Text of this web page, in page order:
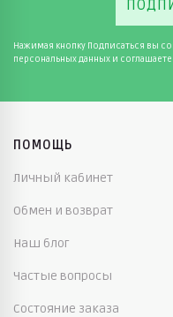
Нажимая кнопку Подписаться вы
персональных данных и
ПОМОЩЬ
Личный кабинет
Обмен и возврат
Наш блог
Частые вопросы
Состояние заказа